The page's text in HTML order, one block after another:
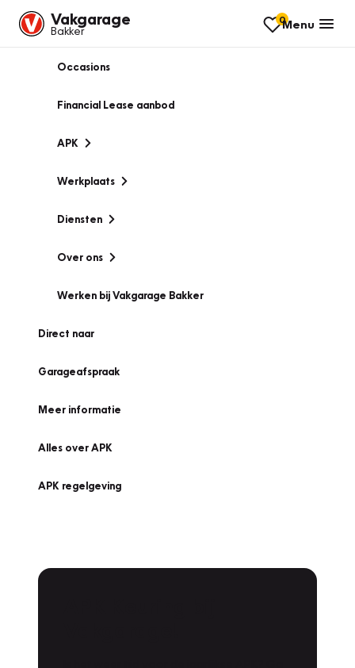
Vakgarage
Bakker
0Menu
Occasions
Financial Lease aanbod
APK
Werkplaats
Diensten
Over ons
Werken bij Vakgarage Bakker
Direct naar
Garageafspraak
Meer informatie
Alles over APK
APK regelgeving